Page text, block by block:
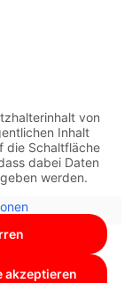
von
Inhalt
die Schaltfläche
dabei Daten
werden.
akzeptieren